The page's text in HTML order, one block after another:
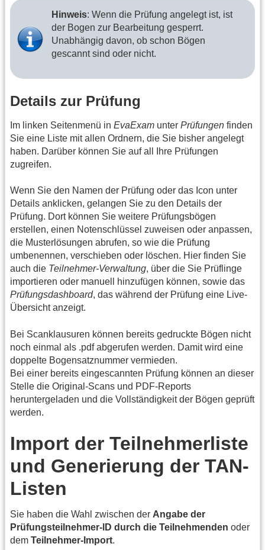
Hinweis: Wenn die Prüfung angelegt ist, ist
der Bogen zur Bearbeitung gesperrt.
Unabhängig davon, ob schon Bögen
gescannt sind oder nicht.
Details zur Prüfung
Im linken Seitenmenü in EvaExam unter Prüfungen finden
Sie eine Liste mit allen Ordnern, die Sie bisher angelegt
haben. Darüber können Sie auf all Ihre Prüfungen
zugreifen.
Wenn Sie den Namen der Prüfung oder das Icon unter
Details anklicken, gelangen Sie zu den Details der
Prüfung. Dort können Sie weitere Prüfungsbögen
erstellen, einen Notenschlüssel zuweisen oder anpassen,
die Musterlösungen abrufen, so wie die Prüfung
umbenennen, verschieben oder löschen. Hier finden Sie
auch die Teilnehmer-Verwaltung, über die Sie Prüflinge
importieren oder manuell hinzufügen können, sowie das
Prüfungsdashboard, das während der Prüfung eine Live-
Übersicht anzeigt.
Bei Scanklausuren können bereits gedruckte Bögen nicht
noch einmal als .pdf abgerufen werden. Damit wird eine
doppelte Bogensatznummer vermieden.
Bei einer bereits eingescannten Prüfung können an dieser
Stelle die Original-Scans und PDF-Reports
heruntergeladen und die Vollständigkeit der Bögen geprüft
werden.
Import der Teilnehmerliste
und Generierung der TAN-
Listen
Sie haben die Wahl zwischen der Angabe der
Prüfungsteilnehmer-lD durch die Teilnehmenden oder
dem Teilnehmer-Import.